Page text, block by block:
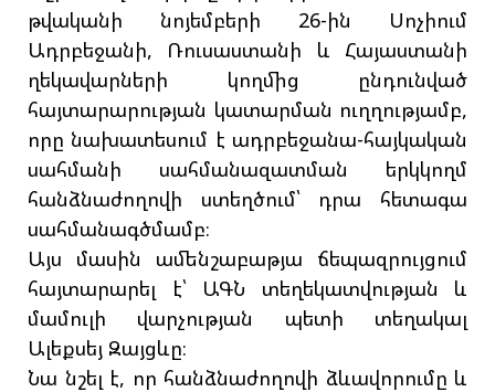
թվականի նոյեմբերի 26-ին Սոչիում
Ադրբեջանի, Ռուսաստանի և Հայաստանի
ղեկավարների կողմից ընդունված
հայտարարության կատարման ուղղությամբ,
որը նախատեսում է ադրբեջանա-հայկական
սահմանի սահմանազատման երկկողմ
հանձնաժողովի ստեղծում՝ դրա հետագա
սահմանագծմամբ։
Այս մասին ամենշաբաթյա ճեպազրույցում
հայտարարել է՝ ԱԳՆ տեղեկատվության և
մամուլի վարչության պետի տեղակալ
Ալեքսեյ Զայցևը։
Նա նշել է, որ հանձնաժողովի ձևավորումը և